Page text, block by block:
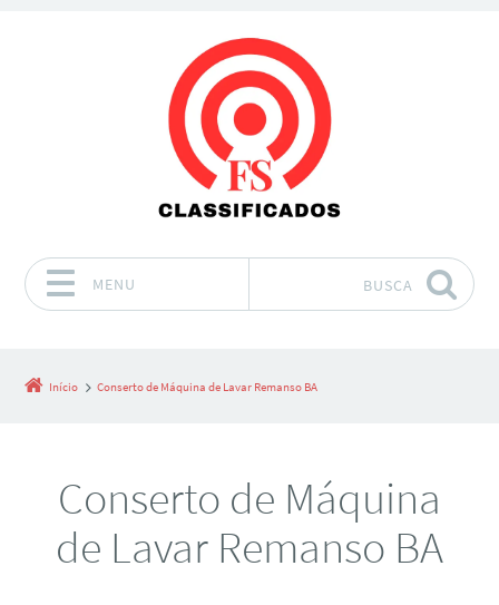
MENU BUSCA
Início Conserto de Máquina de Lavar Remanso BA
Conserto de Máquina
de Lavar Remanso BA